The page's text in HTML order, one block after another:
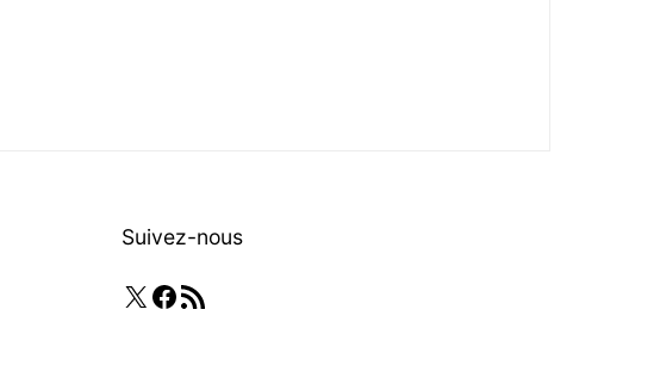
Suivez-nous
X Facebook
Flux RSS